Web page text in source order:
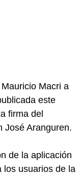
Macri a
este
firma del
José Aranguren.
de la aplicación
los usuarios de la